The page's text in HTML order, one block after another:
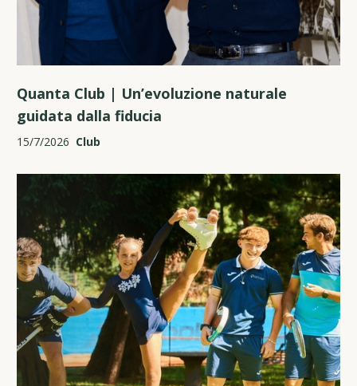
Quanta Club | Un’evoluzione naturale
guidata dalla fiducia
15/7/2026 Club